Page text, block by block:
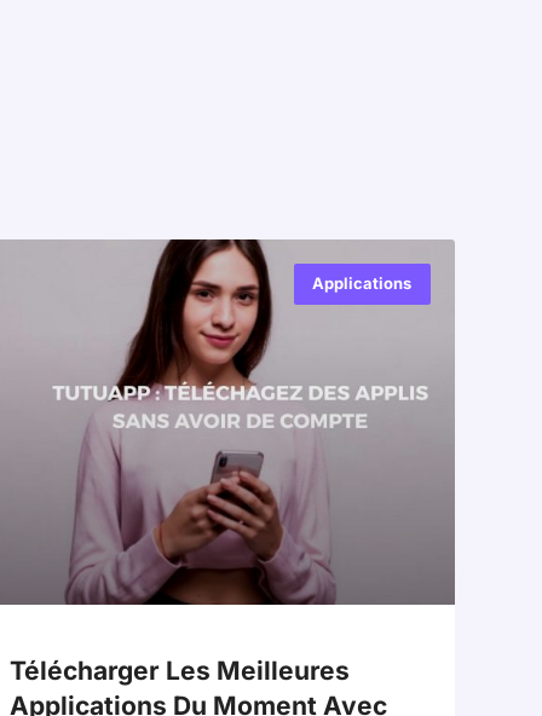
Applications
Télécharger Les Meilleures
Applications Du Moment Avec